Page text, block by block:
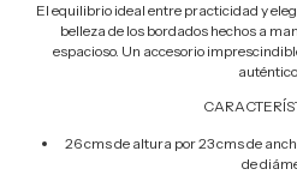
El equilibrio ideal entre practicidad y
belleza de los bordados hechos a
espacioso. Un accesorio
26 cms de altura por 23 cms de
de